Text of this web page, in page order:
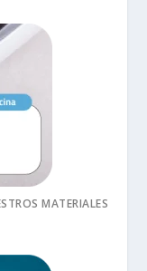
MATERIALES